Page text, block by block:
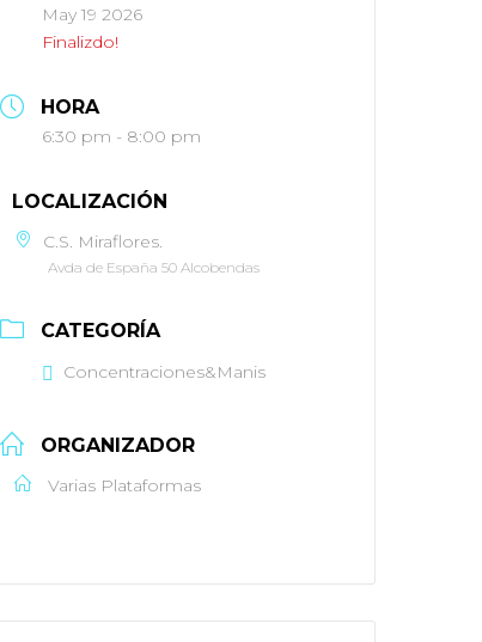
May 19 2026
Finalizdo!
HORA
6:30 pm - 8:00 pm
LOCALIZACIÓN
C.S. Miraflores.
Avda de España 50 Alcobendas
CATEGORÍA
Concentraciones&Manis
ORGANIZADOR
Varias Plataformas